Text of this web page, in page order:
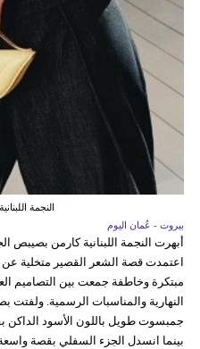
النجمة
بيروت - عُمان اليوم
أبهرت النجمة اللبنانية كارمن
اعتمدت قصة الشعر القصير متخلية عن
مبتكرة وخاطفة جمعت بين التصاميم
النهارية والمناسبات الرسمية. ولفتت
جمبسوت طويل باللون الأسود الداكن
بينما انسدل الجزء السفلي بقصة